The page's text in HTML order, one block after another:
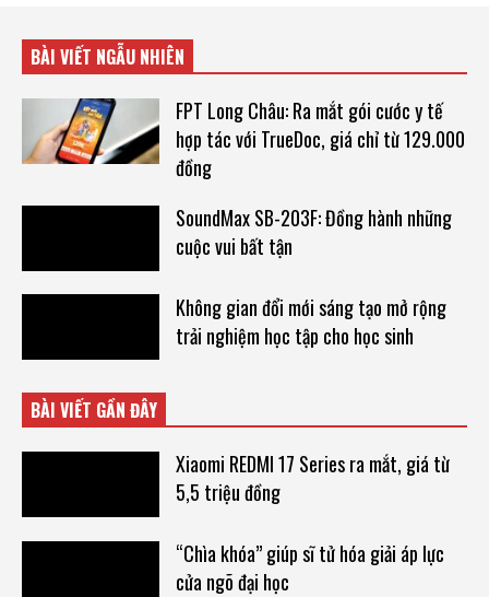
BÀI VIẾT NGẪU NHIÊN
FPT Long Châu: Ra mắt gói cước y tế
hợp tác với TrueDoc, giá chỉ từ 129.000
đồng
SoundMax SB-203F: Đồng hành những
cuộc vui bất tận
Không gian đổi mới sáng tạo mở rộng
trải nghiệm học tập cho học sinh
BÀI VIẾT GẦN ĐÂY
Xiaomi REDMI 17 Series ra mắt, giá từ
5,5 triệu đồng
“Chìa khóa” giúp sĩ tử hóa giải áp lực
cửa ngõ đại học